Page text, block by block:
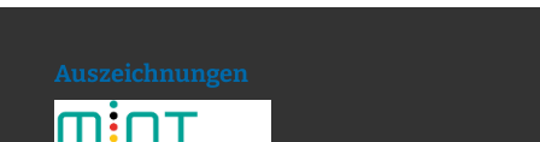
Auszeichnungen